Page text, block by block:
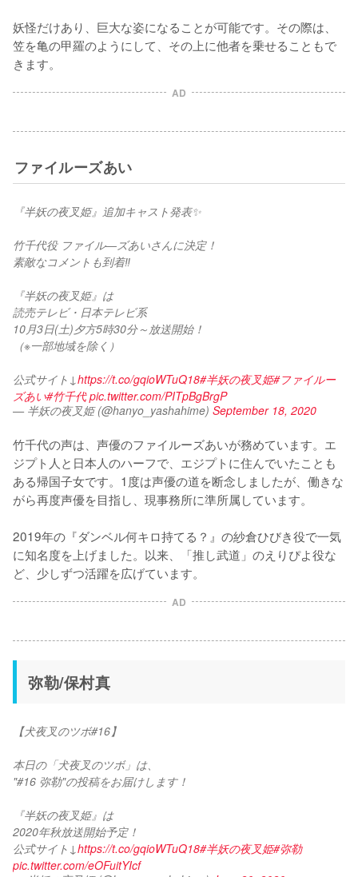
妖怪だけあり、巨大な姿になることが可能です。その際は、
笠を亀の甲羅のようにして、その上に他者を乗せることもで
きます。
AD
ファイルーズあい
『半妖の夜叉姫』追加キャスト発表✨
竹千代役 ファイル―ズあいさんに決定！
素敵なコメントも到着‼
『半妖の夜叉姫』は
読売テレビ・日本テレビ系
10月3日(土)夕方5時30分～放送開始！
（※一部地域を除く）
公式サイト↓https://t.co/gqioWTuQ18#半妖の夜叉姫#ファイルー
ズあい#竹千代 pic.twitter.com/PITpBgBrgP
— 半妖の夜叉姫 (@hanyo_yashahime) September 18, 2020
竹千代の声は、声優のファイルーズあいが務めています。エ
ジプト人と日本人のハーフで、エジプトに住んでいたことも
ある帰国子女です。1度は声優の道を断念しましたが、働きな
がら再度声優を目指し、現事務所に準所属しています。
2019年の『ダンベル何キロ持てる？』の紗倉ひびき役で一気
に知名度を上げました。以来、「推し武道」のえりぴよ役な
ど、少しずつ活躍を広げています。
AD
弥勒/保村真
【犬夜叉のツボ#16】
本日の「犬夜叉のツボ」は、
"#16 弥勒"の投稿をお届けします！
『半妖の夜叉姫』は
2020年秋放送開始予定！
公式サイト↓https://t.co/gqioWTuQ18#半妖の夜叉姫#弥勒
pic.twitter.com/eOFuitYIcf